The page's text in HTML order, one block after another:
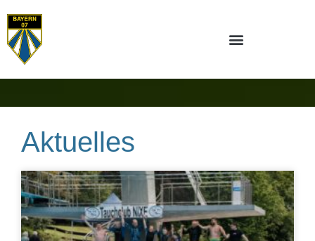
Aktuelles